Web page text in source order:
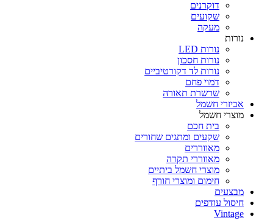
דוקרנים
שקועים
מעקה
נורות
נורות LED
נורות חסכון
נורות לד דקורטיביים
דמוי פחם
שרשרת תאורה
אביזרי חשמל
מוצרי חשמל
בית חכם
שקעים ומתגים שחורים
מאווררים
מאווררי תקרה
מוצרי חשמל ביתיים
חימום ומוצרי חורף
מבצעים
חיסול עודפים
Vintage